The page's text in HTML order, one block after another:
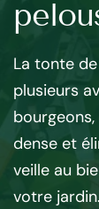
La tonte
plusieurs
dense et
veille au
votre